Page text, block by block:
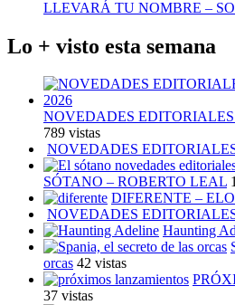
LLEVARÁ TU NOMBRE –
Lo + visto esta semana
NOVEDADES
789 vistas
NOVEDADES
SÓTANO – ROBERTO LEAL
DIFERENTE –
NOVEDADES
Haunting
orcas 42 vistas
37 vistas